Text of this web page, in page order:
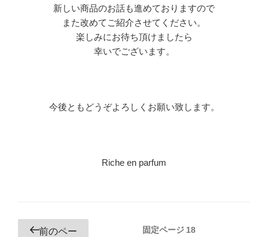
新しい商品のお話も進めておりますので
また改めてご紹介させてください。
楽しみにお待ち頂けましたら
幸いでございます。
今後ともどうぞよろしくお願い致します。
Riche en parfum
前のペー
固定ページ 18